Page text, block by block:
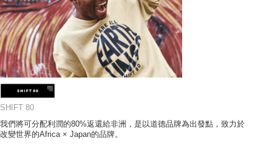
SHIFT 80
我們將可分配利潤的80%返還給非洲，是以道德品牌為出發點，致力於
改變世界的Africa × Japan的品牌。